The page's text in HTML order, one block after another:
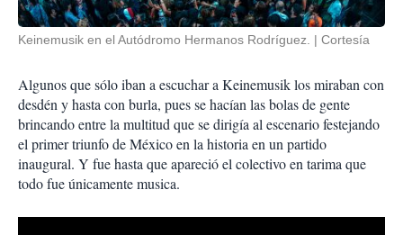
Keinemusik en el Autódromo Hermanos Rodríguez. Cortesía
Algunos que sólo iban a escuchar a Keinemusik los miraban con
desdén y hasta con burla, pues se hacían las bolas de gente
brincando entre la multitud que se dirigía al escenario festejando
el primer triunfo de México en la historia en un partido
inaugural. Y fue hasta que apareció el colectivo en tarima que
todo fue únicamente musica.